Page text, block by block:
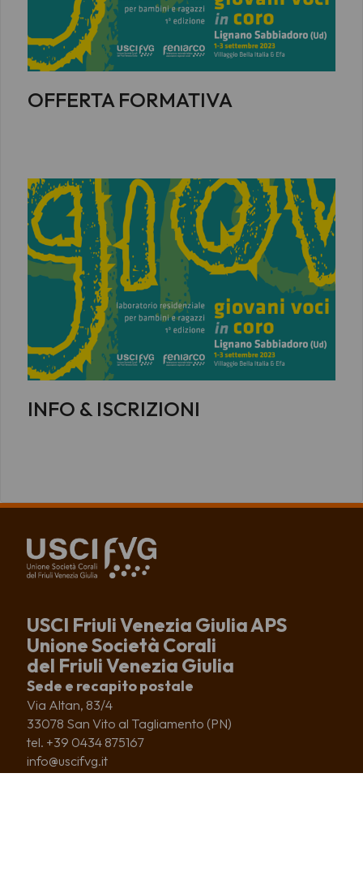
OFFERTA FORMATIVA
INFO & ISCRIZIONI
USCI Friuli Venezia Giulia APS
Unione Società Corali
del Friuli Venezia Giulia
Sede e recapito postale
Via Altan, 83/4
33078 San Vito al Tagliamento (PN)
tel. +39 0434 875167
info@uscifvg.it